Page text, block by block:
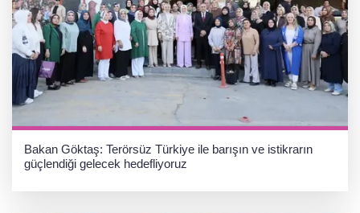
Bakan Göktaş: Terörsüz Türkiye ile barışın ve istikrarın
güçlendiği gelecek hedefliyoruz